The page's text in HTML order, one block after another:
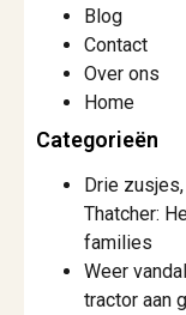
Blog
Contact
Over ons
Home
Categorieën
Drie
Thatcher:
families
Weer
tractor aan